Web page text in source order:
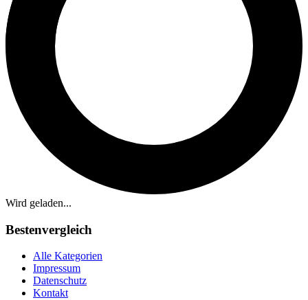
Wird geladen...
Bestenvergleich
Alle Kategorien
Impressum
Datenschutz
Kontakt